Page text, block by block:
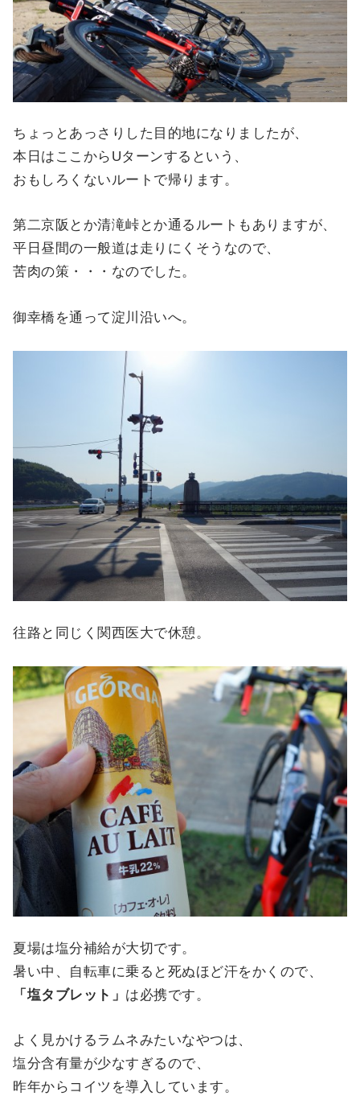
ちょっとあっさりした目的地になりましたが、
本日はここからUターンするという、
おもしろくないルートで帰ります。
第二京阪とか清滝峠とか通るルートもありますが、
平日昼間の一般道は走りにくそうなので、
苦肉の策・・・なのでした。
御幸橋を通って淀川沿いへ。
往路と同じく関西医大で休憩。
夏場は塩分補給が大切です。
暑い中、自転車に乗ると死ぬほど汗をかくので、
「塩タブレット」 は必携です。
よく見かけるラムネみたいなやつは、
塩分含有量が少なすぎるので、
昨年からコイツを導入しています。